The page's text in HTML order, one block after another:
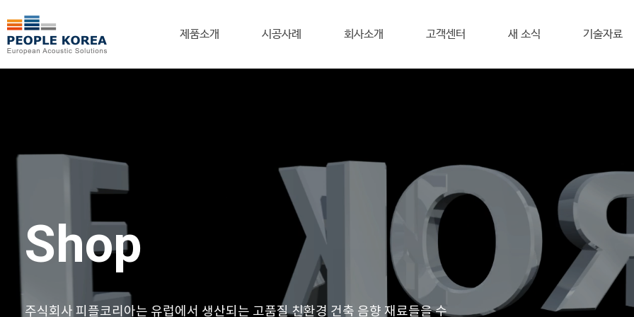
제품소개 시공사례 회사소개 고객센터 새 소식 기술자료
Shop
주식회사 피플코리아는 유럽에서 생산되는 고품질 친환경 건축 음향 재료들을 수